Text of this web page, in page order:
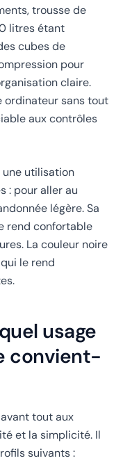
trousse de
litres étant
cubes de
pour
claire.
ordinateur sans tout
aux contrôles
utilisation
: pour aller au
légère. Sa
rend confortable
La couleur noire
le rend
usage
convient-
avant tout aux
et la simplicité. Il
suivants :